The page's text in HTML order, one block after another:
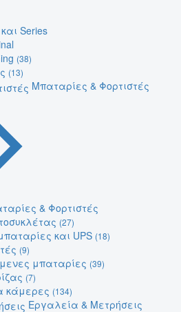
Series
(38)
(13)
Μπαταρίες & Φορτιστές
& Φορτιστές
(27)
και UPS (18)
(9)
μπαταρίες (39)
(7)
κάμερες (134)
Εργαλεία & Μετρήσεις